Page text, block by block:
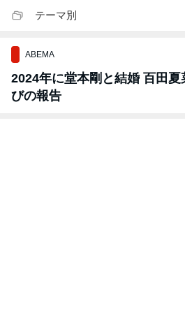
テーマ別
ABEMA
2024年に堂本剛と結婚 百田夏
びの報告